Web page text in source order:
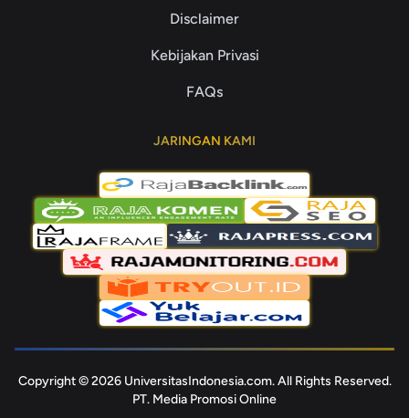
Disclaimer
Kebijakan Privasi
FAQs
JARINGAN KAMI
Copyright © 2026 UniversitasIndonesia.com. All Rights Reserved.
PT. Media Promosi Online